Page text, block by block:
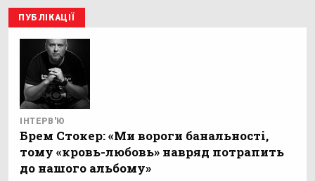
ПУБЛІКАЦІЇ
ІНТЕРВ'Ю
Брем Стокер: «Ми вороги банальності,
тому «кровь-любовь» навряд потрапить
до нашого альбому»